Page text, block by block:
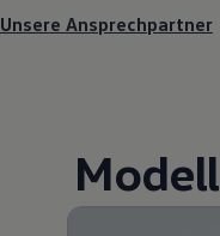
Unsere Ansprechpartner
Modell